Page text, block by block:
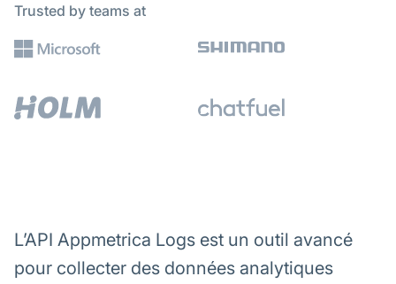
Trusted by teams at
L’API Appmetrica Logs est un outil avancé
pour collecter des données analytiques